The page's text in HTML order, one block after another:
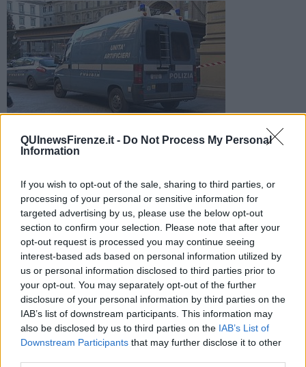
QUInewsFirenze.it - Do Not Process My Personal
Information
If you wish to opt-out of the sale, sharing to third parties, or
processing of your personal or sensitive information for
targeted advertising by us, please use the below opt-out
section to confirm your selection. Please note that after your
opt-out request is processed you may continue seeing
interest-based ads based on personal information utilized by
us or personal information disclosed to third parties prior to
your opt-out. You may separately opt-out of the further
disclosure of your personal information by third parties on the
IAB’s list of downstream participants. This information may
also be disclosed by us to third parties on the IAB’s List of
Downstream Participants that may further disclose it to other
Panico in Oltrarno per un trolley abbandonato. Sul posto gli
artificieri che hanno fatto brillare la valigia sospetta, che poi
FIRENZE —Una valigia abbandonata in piazza della Passera ha
fatto scattare l'allarme bomba, l'ennesimo allarme per Firenze.
I carabinieri hanno delimitato la zona, poi sono intervenuti gli
artificieri della polizia che hanno fatto brillare la valigia, ma al suo
interno non c'era nulla di pericoloso.